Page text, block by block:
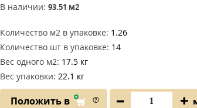
В наличии: 93.51 м2
Количество м2 в упаковке: 1.26
Количество шт в упаковке: 14
Вес одного м2: 17.5 кг
Вес упаковки: 22.1 кг
Положить в